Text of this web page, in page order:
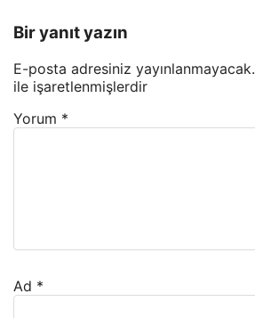
Bir yanıt yazın
E-posta adresiniz yayınlanmayacak.
ile işaretlenmişlerdir
Yorum *
Ad *